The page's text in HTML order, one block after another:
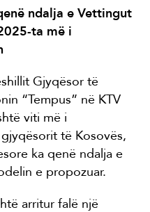
ndalja e Vettingut
ta më i
Gjyqësor të
“Tempus” në KTV
viti më i
të Kosovës,
ka qenë ndalja e
e propozuar.
arritur falë një